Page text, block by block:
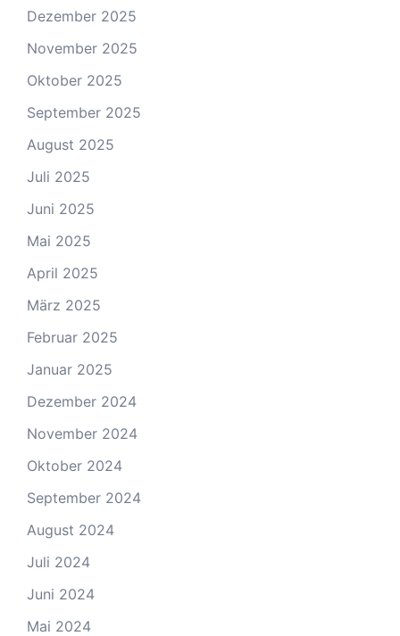
Dezember 2025
November 2025
Oktober 2025
September 2025
August 2025
Juli 2025
Juni 2025
Mai 2025
April 2025
März 2025
Februar 2025
Januar 2025
Dezember 2024
November 2024
Oktober 2024
September 2024
August 2024
Juli 2024
Juni 2024
Mai 2024